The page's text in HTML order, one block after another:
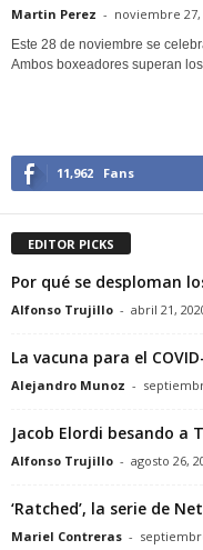
Martin Perez - noviembre 27,
Este 28 de noviembre se
Ambos boxeadores superan los
11,962 Fans
EDITOR PICKS
Por qué se desploman
Alfonso Trujillo - abril 21,
La vacuna para el
Alejandro Munoz -
Jacob Elordi besando a
Alfonso Trujillo - agosto 26,
‘Ratched’, la serie de
Mariel Contreras -